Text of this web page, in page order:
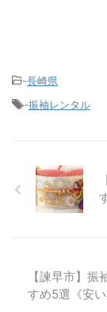
-長崎県
-振袖レンタル
【諫早市】
すめ5選《安い